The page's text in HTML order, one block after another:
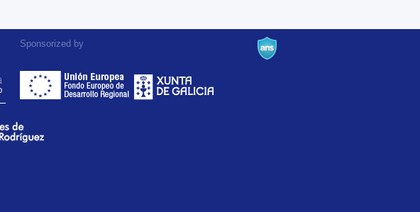
Sponsorized by